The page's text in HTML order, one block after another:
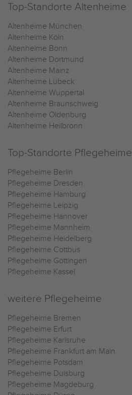
Top-Standorte Altenheime
Altenheime München
Altenheime Köln
Altenheime Bonn
Altenheime Dortmund
Altenheime Mainz
Altenheime Lübeck
Altenheime Wuppertal
Altenheime Braunschweig
Altenheime Oldenburg
Altenheime Heilbronn
Top-Standorte Pflegeheime
Pflegeheime Berlin
Pflegeheime Dresden
Pflegeheime Hamburg
Pflegeheime Leipzig
Pflegeheime Hannover
Pflegeheime Mannheim
Pflegeheime Heidelberg
Pflegeheime Cottbus
Pflegeheime Göttingen
Pflegeheime Kassel
weitere Pflegeheime
Pflegeheime Bremen
Pflegeheime Erfurt
Pflegeheime Karlsruhe
Pflegeheime Frankfurt am Main
Pflegeheime Potsdam
Pflegeheime Duisburg
Pflegeheime Magdeburg